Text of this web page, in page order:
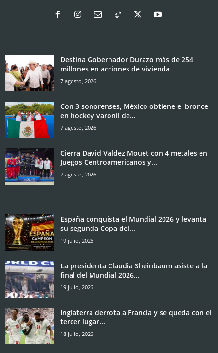
Destina Gobernador Durazo más de 254
millones en acciones de vivienda...
7 agosto, 2026
Con 3 sonorenses, México obtiene el bronce
en hockey varonil de...
7 agosto, 2026
Cierra David Valdez Mouet con 4 metales en
Juegos Centroamericanos y...
7 agosto, 2026
España conquista el Mundial 2026 y levanta
su segunda Copa del...
19 julio, 2026
La presidenta Claudia Sheinbaum asiste a la
final del Mundial 2026...
19 julio, 2026
Inglaterra derrota a Francia y se queda con el
tercer lugar...
18 julio, 2026